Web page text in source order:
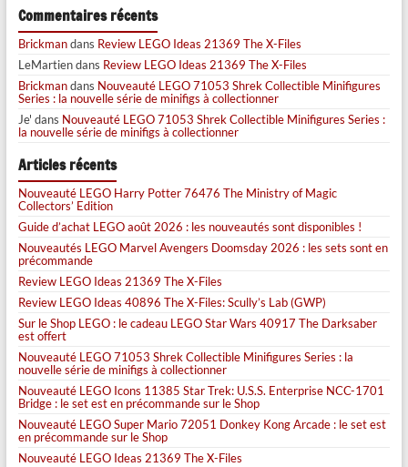
Commentaires récents
Brickmandans Review LEGO Ideas 21369 The X-Files
LeMartiendans Review LEGO Ideas 21369 The X-Files
Brickmandans Nouveauté LEGO 71053 Shrek Collectible Minifigures
Series : la nouvelle série de minifigs à collectionner
Je' dans Nouveauté LEGO 71053 Shrek Collectible Minifigures Series :
la nouvelle série de minifigs à collectionner
Articles récents
Nouveauté LEGO Harry Potter 76476 The Ministry of Magic
Collectors’ Edition
Guide d’achat LEGO août 2026 : les nouveautés sont disponibles !
Nouveautés LEGO Marvel Avengers Doomsday 2026 : les sets sont en
précommande
Review LEGO Ideas 21369 The X-Files
Review LEGO Ideas 40896 The X-Files: Scully’s Lab (GWP)
Sur le Shop LEGO : le cadeau LEGO Star Wars 40917 The Darksaber
est offert
Nouveauté LEGO 71053 Shrek Collectible Minifigures Series : la
nouvelle série de minifigs à collectionner
Nouveauté LEGO Icons 11385 Star Trek: U.S.S. Enterprise NCC-1701
Bridge : le set est en précommande sur le Shop
Nouveauté LEGO Super Mario 72051 Donkey Kong Arcade : le set est
en précommande sur le Shop
Nouveauté LEGO Ideas 21369 The X-Files